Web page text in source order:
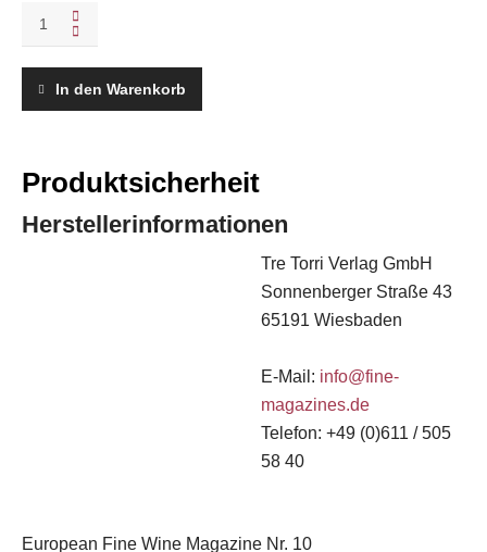
10,
Ausgabe
In den Warenkorb
Produktsicherheit
Herstellerinformationen
Tre Torri Verlag GmbH
Sonnenberger Straße 43
65191 Wiesbaden
E-Mail: info@fine-
magazines.de
Telefon: +49 (0)611 / 505
58 40
European Fine Wine Magazine Nr. 10